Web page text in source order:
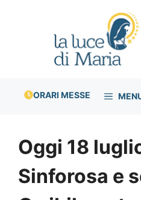
ORARI MESSE
Oggi 18
Sinforosa e